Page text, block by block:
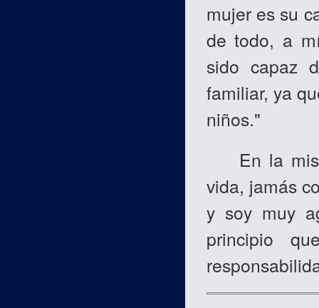
mujer es su
de todo, a
sido capaz
familiar, ya
niños."
En la
vida, jamás
y soy muy
principio